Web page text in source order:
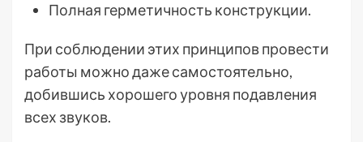
Полная герметичность конструкции.
При соблюдении этих принципов провести
работы можно даже самостоятельно,
добившись хорошего уровня подавления
всех звуков.